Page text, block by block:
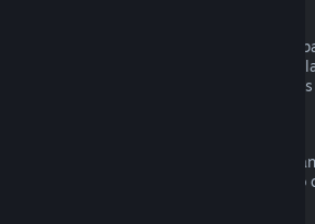
Valve no puede proporcionar reembolsos
realizadas fuera de Steam (por ejemplo,
tarjetas de la Cartera de Steam
Si te han bloqueado por VAC (el sistema
un juego, pierdes el derecho al reembolso